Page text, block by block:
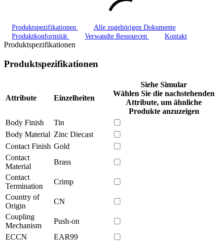
Produktspezifikationen
Alle zugehörigen Dokumente
Produktkonformität
Verwandte Ressourcen Kontakt
Produktspezifikationen
Produktspezifikationen
Attribute Einzelheiten
Siehe Simular
Wählen Sie die nachstehenden
Attribute, um ähnliche
Produkte anzuzeigen
Body Finish
Tin
Body Material Zinc Diecast
Contact Finish Gold
Contact
Material
Brass
Contact
Termination
Crimp
Country of
Origin
CN
Coupling
Mechanism
Push-on
ECCN
EAR99